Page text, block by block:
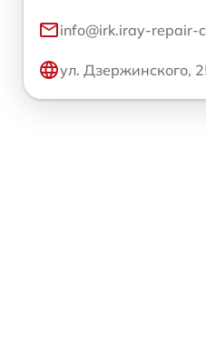
info@irk.iray-repair-
ул. Дзержинского,